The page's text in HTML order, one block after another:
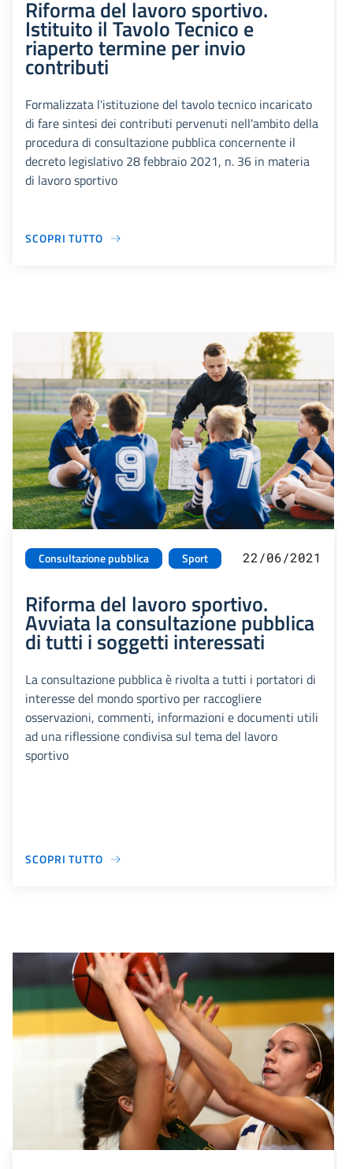
Riforma del lavoro sportivo.
Istituito il Tavolo Tecnico e
riaperto termine per invio
contributi
Formalizzata l'istituzione del tavolo tecnico incaricato
di fare sintesi dei contributi pervenuti nell'ambito della
procedura di consultazione pubblica concernente il
decreto legislativo 28 febbraio 2021, n. 36 in materia
di lavoro sportivo
SCOPRI TUTTO
Consultazione pubblica Sport 22/06/2021
Riforma del lavoro sportivo.
Avviata la consultazione pubblica
di tutti i soggetti interessati
La consultazione pubblica è rivolta a tutti i portatori di
interesse del mondo sportivo per raccogliere
osservazioni, commenti, informazioni e documenti utili
ad una riflessione condivisa sul tema del lavoro
sportivo
SCOPRI TUTTO